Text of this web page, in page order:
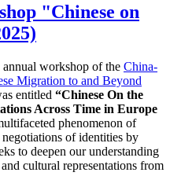
"Chinese on
workshop of the China-
Migration to and Beyond
entitled “Chinese On the
Across Time in Europe
phenomenon of
of identities by
to deepen our understanding
cultural representations from